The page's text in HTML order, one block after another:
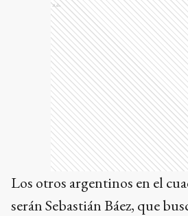
Ads
Los otros argentinos en el
serán Sebastián Báez, que